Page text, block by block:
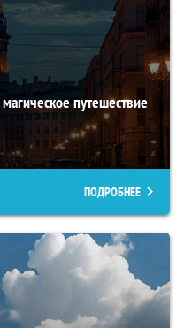
путешествие
ПОДРОБНЕЕ